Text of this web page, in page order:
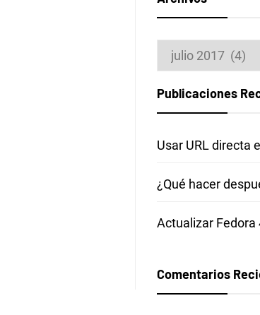
Archivos
Publicaciones
Usar URL directa
¿Qué hacer
Actualizar Fedora
Comentarios